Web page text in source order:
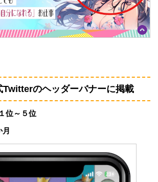
のヘッダーバナーに掲載
位～５位